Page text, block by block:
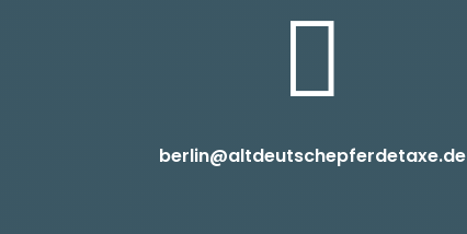

berlin@altdeutschepferdetaxe.de